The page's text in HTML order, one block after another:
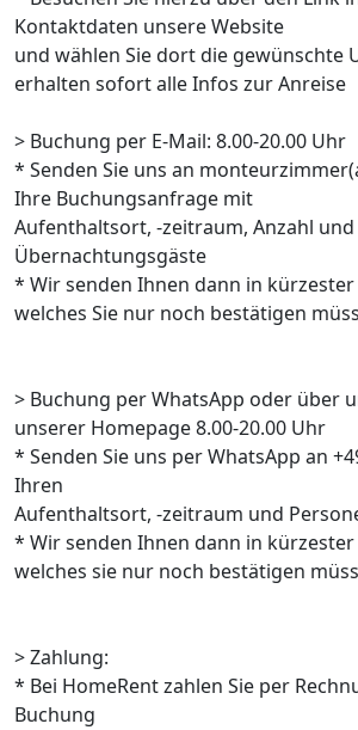
Kontaktdaten unsere Website
und wählen Sie dort die gewünschte
erhalten sofort alle Infos zur Anreise
> Buchung per E-Mail: 8.00-20.00 Uhr
* Senden Sie uns an
Ihre Buchungsanfrage mit
Aufenthaltsort, -zeitraum, Anzahl
Übernachtungsgäste
* Wir senden Ihnen dann in
welches Sie nur noch bestätigen
> Buchung per WhatsApp oder über
unserer Homepage 8.00-20.00 Uhr
* Senden Sie uns per WhatsApp an
Ihren
Aufenthaltsort, -zeitraum und
* Wir senden Ihnen dann in
welches sie nur noch bestätigen
> Zahlung:
* Bei HomeRent zahlen Sie per
Buchung